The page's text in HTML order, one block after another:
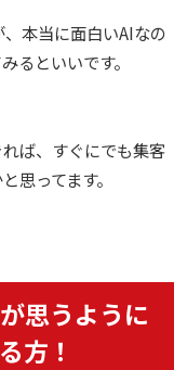
本当に面白いAIなの
るといいです。
ば、すぐにでも集客
思ってます。
思うように
方！